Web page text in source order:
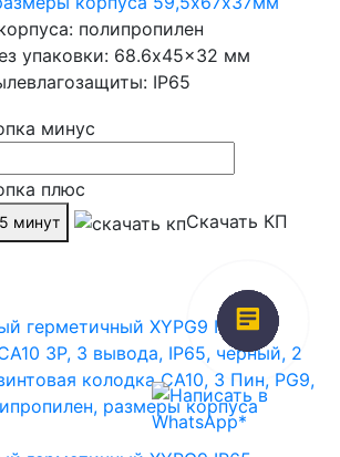
полипропилен
упаковки: 68.6x45x32 мм
IP65
минут Скачать КП